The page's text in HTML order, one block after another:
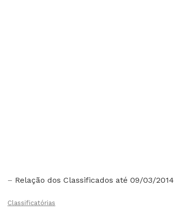
– Relação dos Classificados até 09/03/2014
Classificatórias